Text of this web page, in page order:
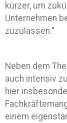
kürzer, um
Unternehmen
zuzulassen.“
Neben dem
auch intensiv
hier
einem